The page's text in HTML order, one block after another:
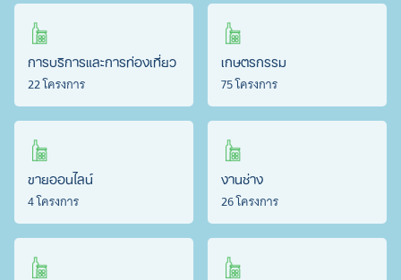
การบริการและการท่องเที่ยว
22 โครงการ
เกษตรกรรม
75 โครงการ
ขายออนไลน์
4 โครงการ
งานช่าง
26 โครงการ